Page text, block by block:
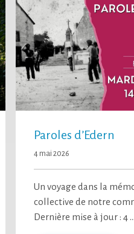
Paroles d’Edern
4 mai 2026
Un voyage dans la
collective de notre
Dernière mise à jour : 4 …